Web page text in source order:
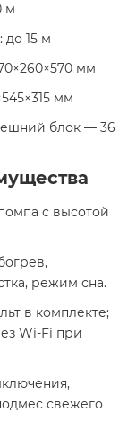
м
: до 15 м
мм
мм
блок — 36
с высотой
режим сна.
в комплекте;
Wi-Fi при
свежего